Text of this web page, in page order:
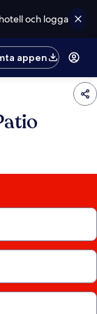
och logga
appen